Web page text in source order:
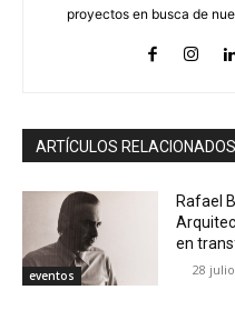
proyectos en busca de
ARTÍCULOS RELACIONADOS
eventos
Rafael
en
28